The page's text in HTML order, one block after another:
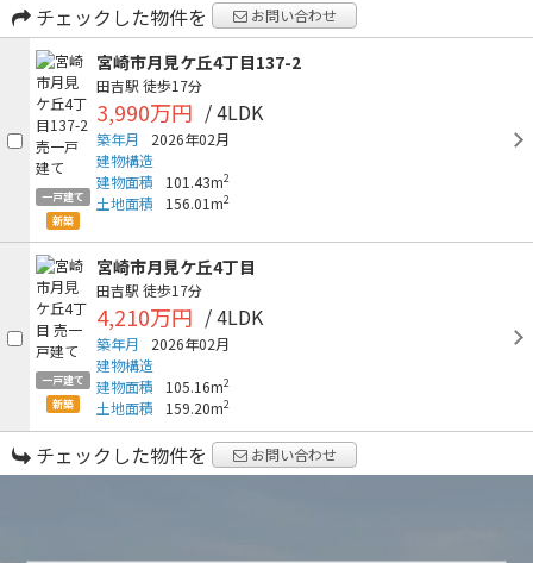
チェックした物件を
お問い合わせ
一戸建て
新築
宮崎市月見ケ丘4丁目137-2
田吉駅 徒歩17分
3,990万円 / 4LDK
築年月
2026年02月
建物構造
建物面積
101.43m2
土地面積 156.01m2
一戸建て
新築
宮崎市月見ケ丘4丁目
田吉駅 徒歩17分
4,210万円 / 4LDK
築年月
2026年02月
建物構造
建物面積
105.16m2
土地面積 159.20m2
チェックした物件を お問い合わせ